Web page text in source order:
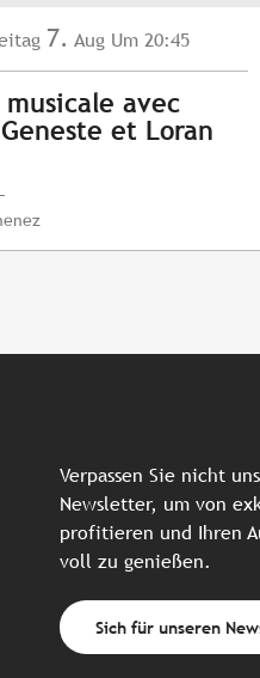
7. Aug Um 20:45
musicale avec
et Loran
Verpassen Sie nicht
Newsletter, um von
profitieren und Ihren
voll zu genießen.
Sich für unseren